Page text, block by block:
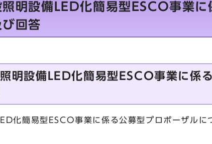
明設備LED化簡易型ESCO事業に
回答
明設備LED化簡易型ESCO事業に係
化簡易型ESCO事業に係る公募型プロポーザルに